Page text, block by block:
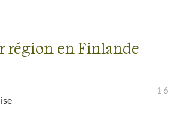
région en Finlande
16